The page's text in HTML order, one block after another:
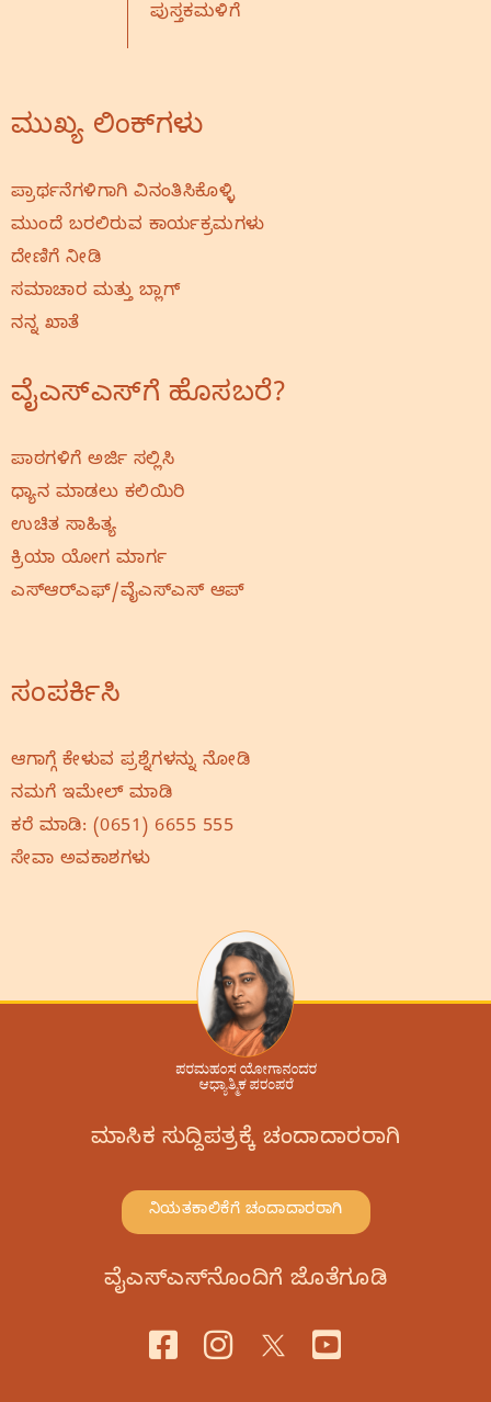
ಪುಸ್ತಕಮಳಿಗೆ
ಮುಖ್ಯ ಲಿಂಕ್‌ಗಳು
ಪ್ರಾರ್ಥನೆಗಳಿಗಾಗಿ ವಿನಂತಿಸಿಕೊಳ್ಳಿ
ಮುಂದೆ ಬರಲಿರುವ ಕಾರ್ಯಕ್ರಮಗಳು
ದೇಣಿಗೆ ನೀಡಿ
ಸಮಾಚಾರ ಮತ್ತು ಬ್ಲಾಗ್
ನನ್ನ ಖಾತೆ
ವೈಎಸ್‌ಎಸ್‌ಗೆ ಹೊಸಬರೆ?
ಪಾಠಗಳಿಗೆ ಅರ್ಜಿ ಸಲ್ಲಿಸಿ
ಧ್ಯಾನ ಮಾಡಲು ಕಲಿಯಿರಿ
ಉಚಿತ ಸಾಹಿತ್ಯ
ಕ್ರಿಯಾ ಯೋಗ ಮಾರ್ಗ
ಎಸ್‌ಆರ್‌ಎಫ್‌/ವೈಎಸ್‌ಎಸ್‌ ಆಪ್
ಸಂಪರ್ಕಿಸಿ
ಆಗಾಗ್ಗೆ ಕೇಳುವ ಪ್ರಶ್ನೆಗಳನ್ನು ನೋಡಿ
ನಮಗೆ ಇಮೇಲ್‌ ಮಾಡಿ
ಕರೆ ಮಾಡಿ: (0651) 6655 555
ಸೇವಾ ಅವಕಾಶಗಳು
ಮಾಸಿಕ ಸುದ್ದಿಪತ್ರಕ್ಕೆ ಚಂದಾದಾರರಾಗಿ
ನಿಯತಕಾಲಿಕೆಗೆ ಚಂದಾದಾರರಾಗಿ
ವೈಎಸ್‌ಎಸ್‌ನೊಂದಿಗೆ ಜೊತೆಗೂಡಿ